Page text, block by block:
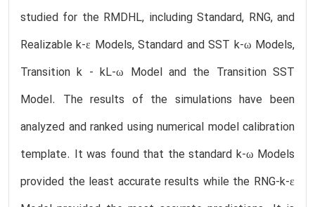
studied for the RMDHL, including Standard, RNG, and
Realizable k-ɛ Models, Standard and SST k-ω Models,
Transition k - kL-ω Model and the Transition SST
Model. The results of the simulations have been
analyzed and ranked using numerical model calibration
template. It was found that the standard k-ω Models
provided the least accurate results while the RNG-k-ɛ